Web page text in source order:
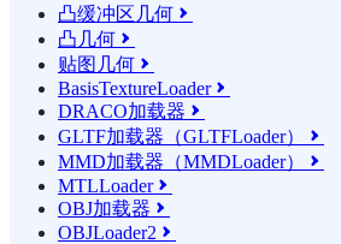
凸缓冲区几何 
凸几何 
贴图几何 
BasisTextureLoader
DRACO加载器 
GLTF加载器（GLTFLoader） 
MMD加载器（MMDLoader） 
MTLLoader
OBJ加载器 
OBJLoader2 